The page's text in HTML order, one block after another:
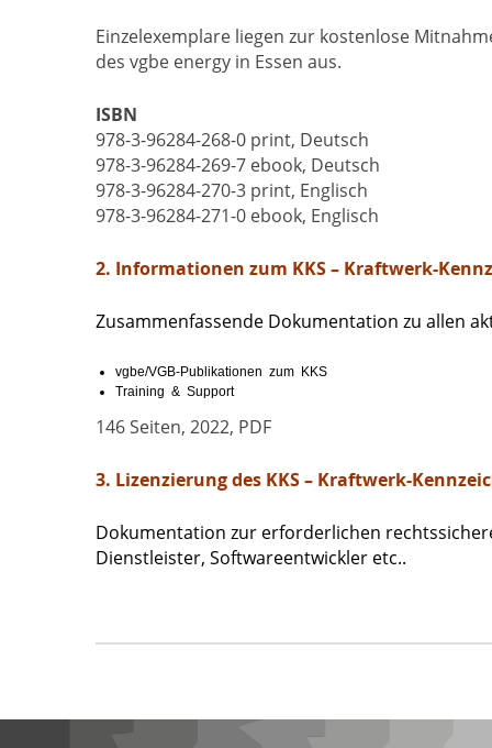
Einzelexemplare liegen zur kostenlose
des vgbe energy in Essen aus.
ISBN
978-3-96284-268-0 print, Deutsch
978-3-96284-269-7 ebook, Deutsch
978-3-96284-270-3 print, Englisch
978-3-96284-271-0 ebook, Englisch
2. Informationen zum KKS – Kraftwerk-
Zusammenfassende Dokumentation zu allen
vgbe/VGB-Publikationen zum KKS
Training & Support
146 Seiten, 2022, PDF
3. Lizenzierung des KKS – Kraftwerk-
Dokumentation zur erforderlichen
Dienstleister, Softwareentwickler etc..